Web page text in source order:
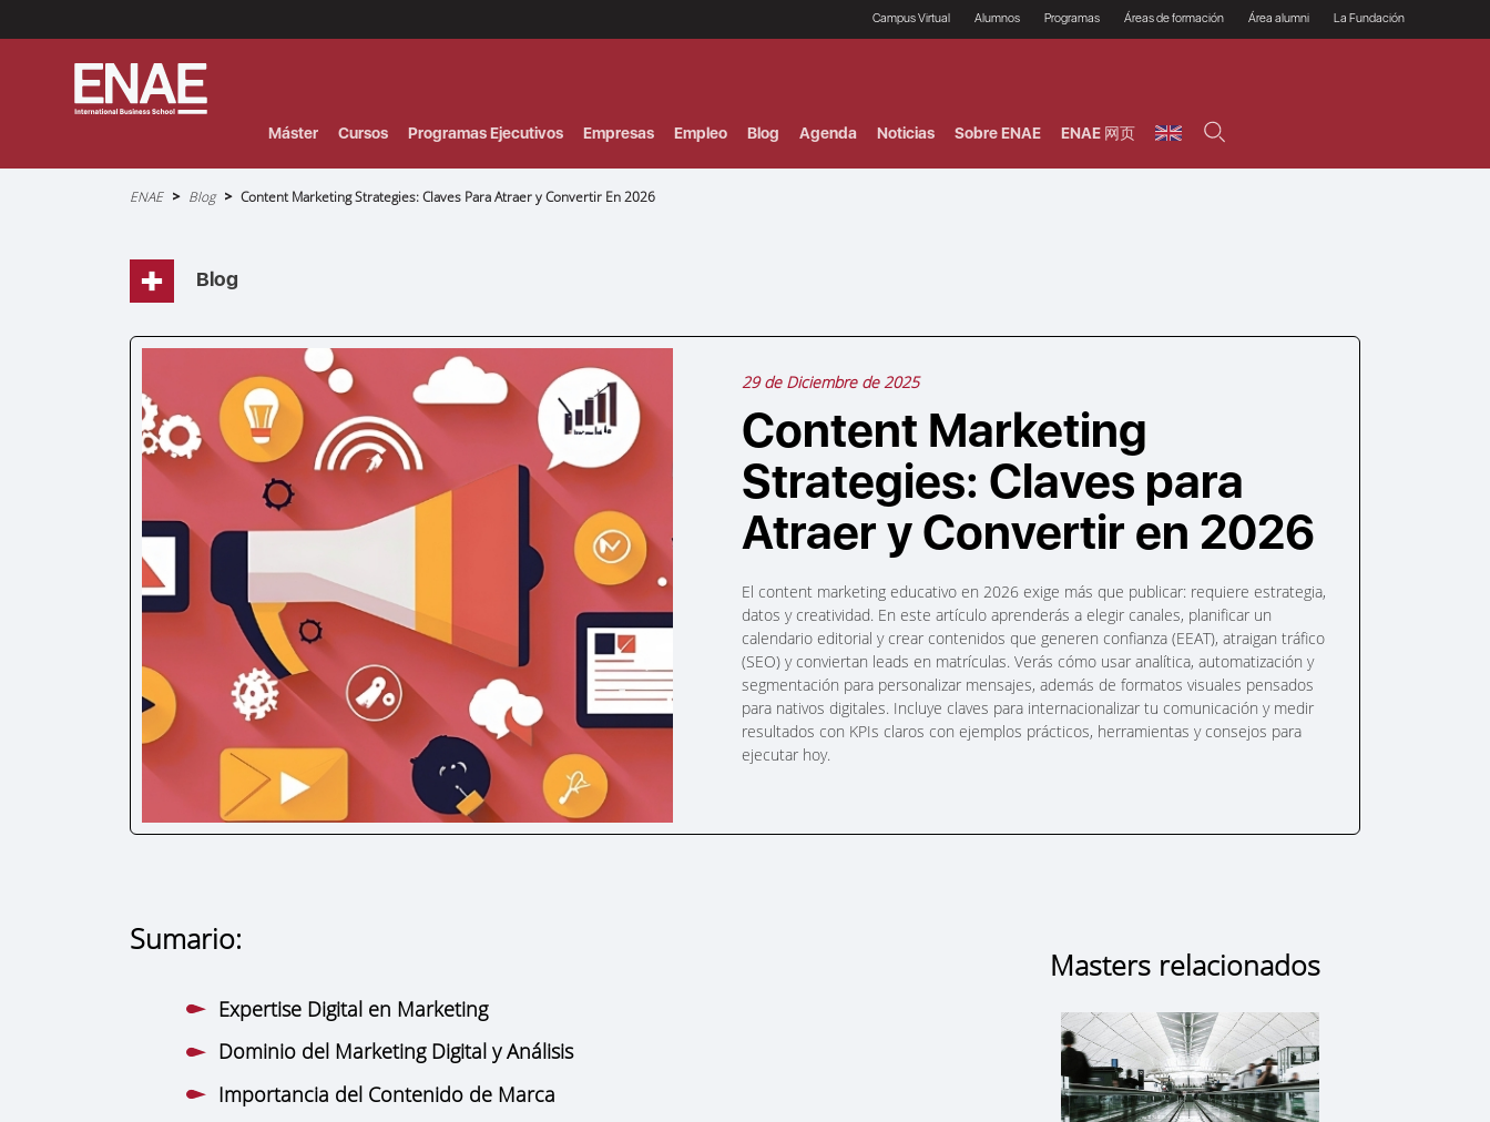
Campus Virtual Alumnos
Prácticas en empresas
Programas
Programas Ejecutivos
Áreas de formación
Riesgos
Área alumni La Fundación
Máster Cursos Programas Ejecutivos Empresas Empleo Blog Agenda Noticias Sobre ENAE ENAE 网页
Sobrescribir
la
navegación
ENAE Blog Content Marketing Strategies: Claves Para Atraer y Convertir En 2026
Blog
29 de Diciembre de 2025
Content Marketing
Strategies: Claves para
Atraer y Convertir en 2026
El content marketing educativo en 2026 exige más que publicar: requiere estrategia,
datos y creatividad. En este artículo aprenderás a elegir canales, planificar un
calendario editorial y crear contenidos que generen confianza (EEAT), atraigan tráfico
(SEO) y conviertan leads en matrículas. Verás cómo usar analítica, automatización y
segmentación para personalizar mensajes, además de formatos visuales pensados
para nativos digitales. Incluye claves para internacionalizar tu comunicación y medir
resultados con KPIs claros con ejemplos prácticos, herramientas y consejos para
ejecutar hoy.
Sumario:
Expertise Digital en Marketing
Dominio del Marketing Digital y Análisis
Importancia del Contenido de Marca
Masters relacionados